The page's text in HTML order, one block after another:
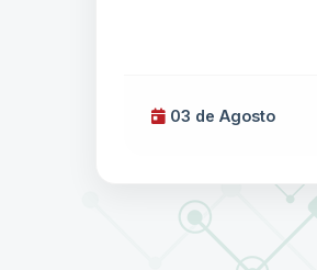
03 deAgosto